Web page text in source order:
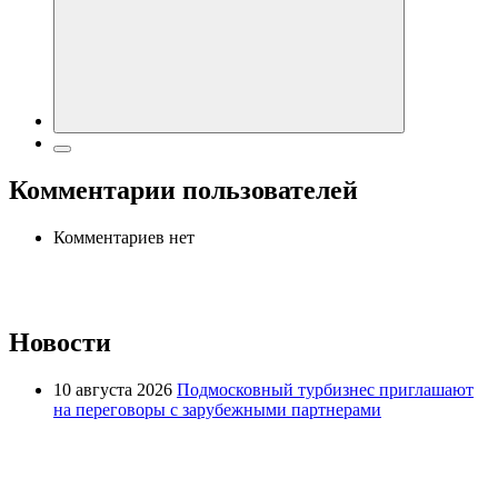
Комментарии пользователей
Комментариев нет
Новости
10 августа 2026 Подмосковный турбизнес приглашают
на переговоры с зарубежными партнерами